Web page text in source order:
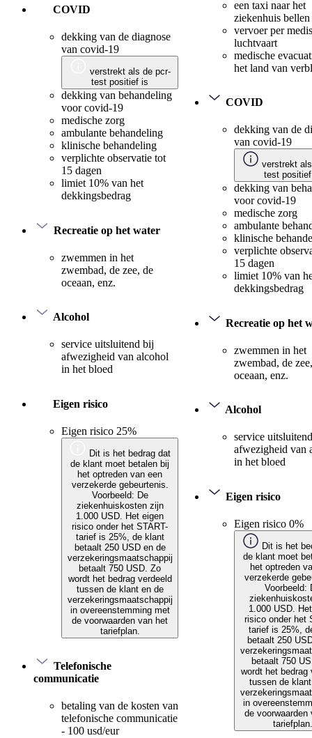
COVID
dekking van de diagnose
van covid-19
verstrekt als de pcr-
test positief is
dekking van behandeling
voor covid-19
medische zorg
ambulante behandeling
klinische behandeling
verplichte observatie tot
15 dagen
limiet 10% van het
dekkingsbedrag
Recreatie op het water
zwemmen in het
zwembad, de zee, de
oceaan, enz.
Alcohol
service uitsluitend bij
afwezigheid van alcohol
in het bloed
Eigen risico
Eigen risico 25%
Dit is het bedrag dat
de klant moet betalen bij
het optreden van een
verzekerde gebeurtenis.
Voorbeeld: De
ziekenhuiskosten zijn
1.000 USD. Het eigen
risico onder het START-
tarief is 25%, de klant
betaalt 250 USD en de
verzekeringsmaatschappij
betaalt 750 USD. Zo
wordt het bedrag verdeeld
tussen de klant en de
verzekeringsmaatschappij
in overeenstemming met
de voorwaarden van het
tariefplan.
Telefonische
communicatie
betaling van de kosten van
telefonische communicatie
- 100 usd/eur
een taxi naar het
ziekenhuis bellen
vervoer per
luchtvaart
medische
het land van
COVID
dekking van de
van covid-19
verstrekt
test
dekking van
voor covid-19
medische zorg
ambulante
klinische
verplichte
15 dagen
limiet 10% van
dekkingsbedrag
Recreatie op het
zwemmen in het
zwembad, de
oceaan, enz.
Alcohol
service
afwezigheid van
in het bloed
Eigen risico
Eigen risico 0%
Dit is het
de klant moet
het optreden
verzekerde
Voorbeeld:
1.000 USD.
risico onder het
tarief is 25%,
betaalt 250
betaalt 750
wordt het bedrag
tussen de
in
de voorwaarden
tariefplan.